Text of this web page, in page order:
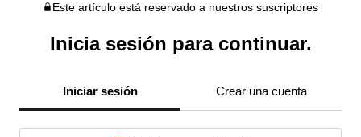
Este artículo está reservado a nuestros suscriptores
Inicia sesión para continuar.
Iniciar sesión Crear una cuenta